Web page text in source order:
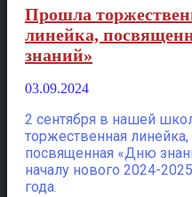
Прошла
линейка,
знаний»
03.09.2024
2 сентября в нашей
торжественная линейка,
посвященная «Дню
началу нового 2024-
года.